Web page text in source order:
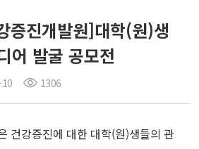
증진개발원]대학(원)생
어 발굴 공모전
1306
건강증진에 대한 대학(원)생들의 관